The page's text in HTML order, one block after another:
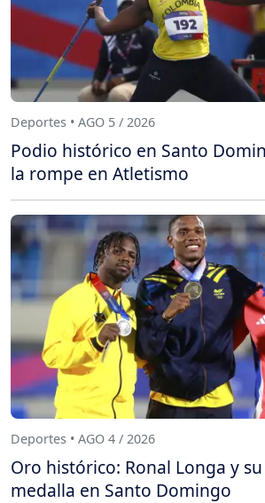
Deportes • AGO 5 / 2026
Podio histórico en Santo
la rompe en Atletismo
Deportes • AGO 4 / 2026
Oro histórico: Ronal Longa y
medalla en Santo Domingo